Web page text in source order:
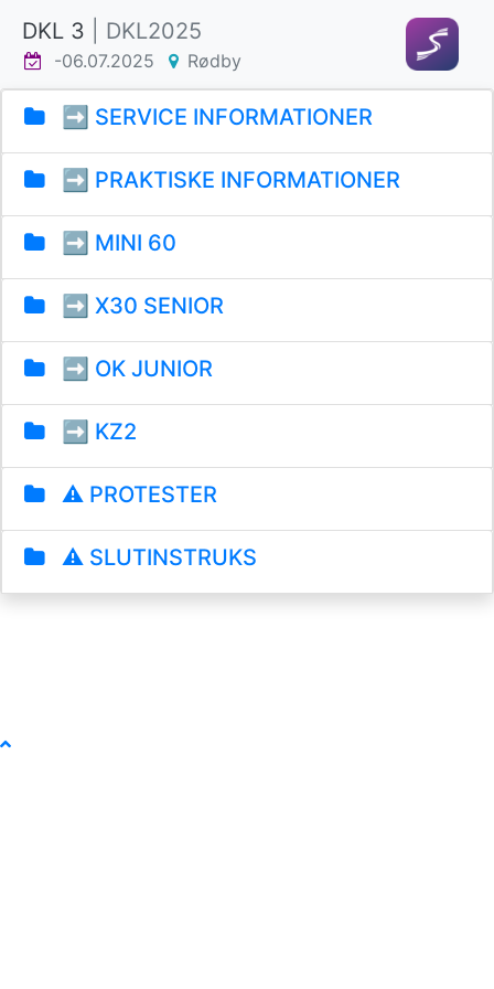
DKL 3 | DKL2025
-06.07.2025 Rødby
➡️ SERVICE INFORMATIONER
➡️ PRAKTISKE INFORMATIONER
➡️ MINI 60
➡️ X30 SENIOR
➡️ OK JUNIOR
➡️ KZ2
⚠️ PROTESTER
⚠️ SLUTINSTRUKS